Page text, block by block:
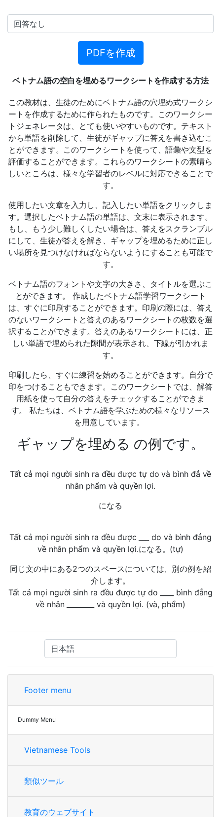
PDFを作成
ベトナム語の空白を埋めるワークシートを作成する方法
この教材は、生徒のためにベトナム語の穴埋め式ワークシ
ートを作成するために作られたものです。このワークシー
トジェネレータは、とても使いやすいものです。テキスト
から単語を削除して、生徒がギャップに答えを書き込むこ
とができます。このワークシートを使って、語彙や文型を
評価することができます。これらのワークシートの素晴ら
しいところは、様々な学習者のレベルに対応できることで
す。
使用したい文章を入力し、記入したい単語をクリックしま
す。選択したベトナム語の単語は、文末に表示されます。
もし、もう少し難しくしたい場合は、答えをスクランブル
にして、生徒が答えを解き、ギャップを埋めるために正し
い場所を見つけなければならないようにすることも可能で
す。
ベトナム語のフォントや文字の大きさ、タイトルを選ぶこ
とができます。 作成したベトナム語学習ワークシート
は、すぐに印刷することができます。印刷の際には、答え
のないワークシートと答えのあるワークシートの枚数を選
択することができます。答えのあるワークシートには、正
しい単語で埋められた隙間が表示され、下線が引かれま
す。
印刷したら、すぐに練習を始めることができます。自分で
印をつけることもできます。このワークシートでは、解答
用紙を使って自分の答えをチェックすることができま
す。 私たちは、ベトナム語を学ぶための様々なリソース
を用意しています。
ギャップを埋める の例です。
Tất cả mọi người sinh ra đều được tự do và bình đẳ về
nhân phẩm và quyền lợi.
になる
Tất cả mọi người sinh ra đều được ___ do và bình đẳng
về nhân phẩm và quyền lợi.になる。(tự)
同じ文の中にある2つのスペースについては、別の例を紹
介します。
Tất cả mọi người sinh ra đều được tự do ____ bình đẳng
về nhân ________ và quyền lợi. (và, phẩm)
Footer menu
Dummy Menu
Vietnamese Tools
類似ツール
教育のウェブサイト